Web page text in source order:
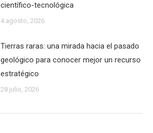
científico-tecnológica
4 agosto, 2026
Tierras raras: una mirada hacia el pasado
geológico para conocer mejor un recurso
estratégico
28 julio, 2026